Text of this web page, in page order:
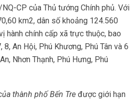
CP của Thủ tướng Chính phủ. Với
km2, dân số khoảng 124.560
hành chính cấp xã trực thuộc, bao
8, An Hội, Phú Khương, Phú Tân và 6
Nhơn Thạnh, Phú Hưng, Phú
thành phố Bến Tre được giới hạn